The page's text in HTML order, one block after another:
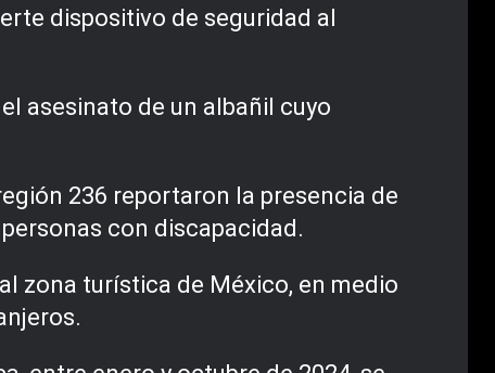
dispositivo de seguridad al
asesinato de un albañil cuyo
236 reportaron la presencia de
con discapacidad.
zona turística de México, en medio